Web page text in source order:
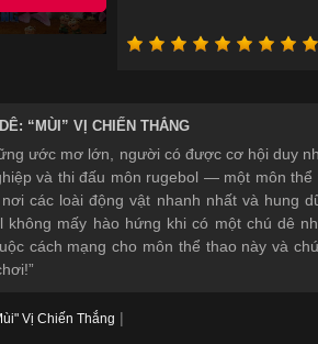
“MÙI” VỊ CHIẾN THẮNG
ước mơ lớn, người có được cơ hội duy
và thi đấu môn rugebol — một môn
các loài động vật nhanh nhất và hung
không mấy hào hứng khi có một chú dê
cách mạng cho môn thể thao này và
Vị Chiến Thắng |